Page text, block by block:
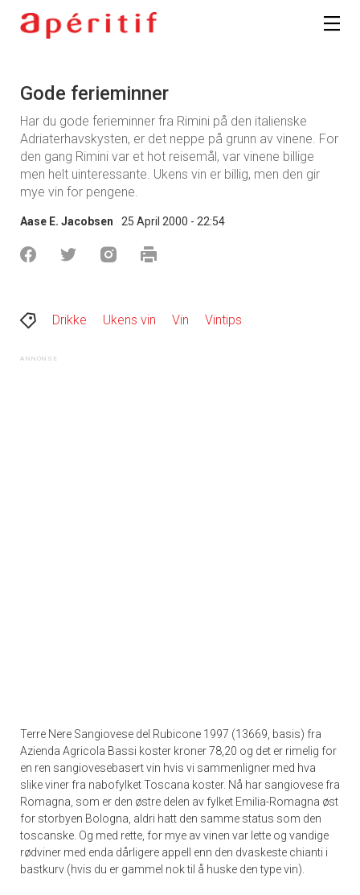
Gode ferieminner
Har du gode ferieminner fra Rimini på den italienske
Adriaterhavskysten, er det neppe på grunn av vinene. For
den gang Rimini var et hot reisemål, var vinene billige
men helt uinteressante. Ukens vin er billig, men den gir
mye vin for pengene.
Aase E. Jacobsen 25 April 2000 - 22:54
Drikke Ukens vin Vin Vintips
Terre Nere Sangiovese del Rubicone 1997 (13669, basis) fra
Azienda Agricola Bassi koster kroner 78,20 og det er rimelig for
en ren sangiovesebasert vin hvis vi sammenligner med hva
slike viner fra nabofylket Toscana koster. Nå har sangiovese fra
Romagna, som er den østre delen av fylket Emilia-Romagna øst
for storbyen Bologna, aldri hatt den samme status som den
toscanske. Og med rette, for mye av vinen var lette og vandige
rødviner med enda dårligere appell enn den dvaskeste chianti i
bastkurv (hvis du er gammel nok til å huske den type vin).